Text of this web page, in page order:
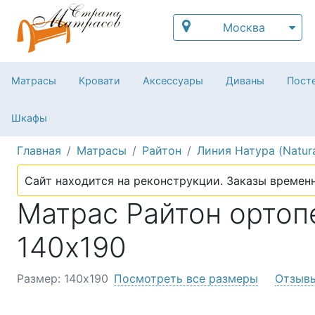
Москва
Матрасы Кровати Аксессуары Диваны
Шкафы
Главная Матрасы Райтон Линия Натура
Сайт находится на реконструкции. Заказы
Матрас Райтон
140х190
Размер: 140х190 Посмотреть все размеры